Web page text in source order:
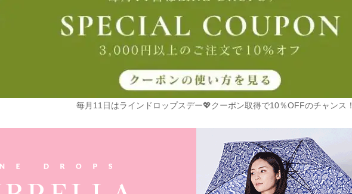
毎月11日はラインドロップスデー💖クーポン取得で10％OFFのチャンス！